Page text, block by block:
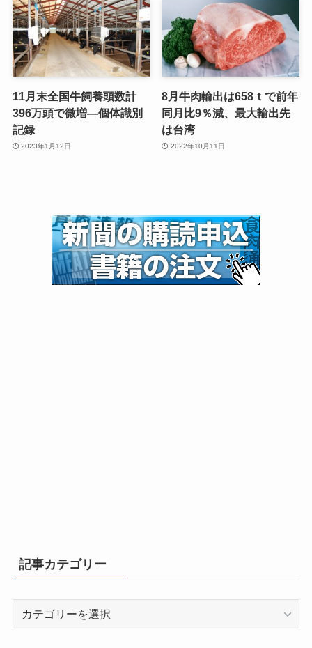
11月末全国牛飼養頭数計
396万頭で微増—個体識別
記録
2023年1月12日
8月牛肉輸出は658ｔで前年
同月比9％減、最大輸出先
は台湾
2022年10月11日
記事カテゴリー